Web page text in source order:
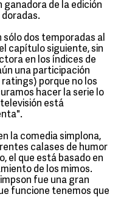
de la edición
dos temporadas al
capítulo siguiente, sin
en los índices de
una participación
porque no los
hacer la serie lo
está
la comedia simplona,
calases de humor
el que está basado en
de los mimos.
fue una gran
funcione tenemos que